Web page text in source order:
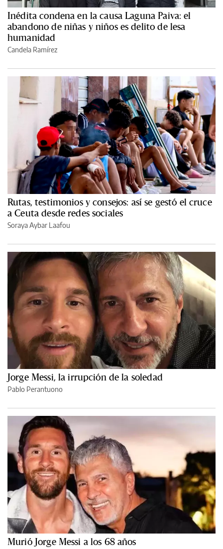
Inédita condena en la causa Laguna Paiva: el
abandono de niñas y niños es delito de lesa
humanidad
Candela Ramírez
Rutas, testimonios y consejos: así se gestó el cruce
a Ceuta desde redes sociales
Soraya Aybar Laafou
Jorge Messi, la irrupción de la soledad
Pablo Perantuono
Murió Jorge Messi a los 68 años